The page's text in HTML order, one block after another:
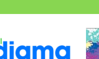
Paradigma